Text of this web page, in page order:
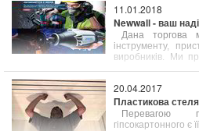
11.01.2018
Newwall - ваш
Дана торгова
інструменту,
виробників. Ми
20.04.2017
Пластикова стеля
Перевагою
гіпсокартонного є